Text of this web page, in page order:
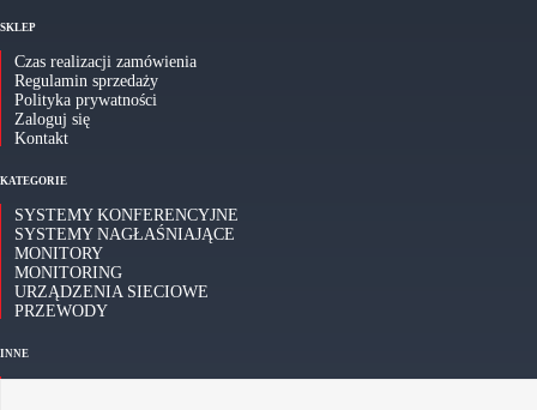
SKLEP
Czas realizacji zamówienia
Regulamin sprzedaży
Polityka prywatności
Zaloguj się
Kontakt
KATEGORIE
SYSTEMY KONFERENCYJNE
SYSTEMY NAGŁAŚNIAJĄCE
MONITORY
MONITORING
URZĄDZENIA SIECIOWE
PRZEWODY
INNE